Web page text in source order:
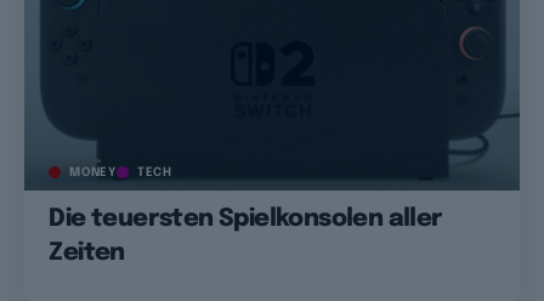
MONEY TECH
Die teuersten Spielkonsolen aller
Zeiten